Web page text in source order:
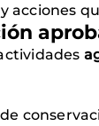
acciones